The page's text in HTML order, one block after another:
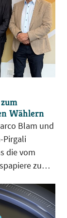
Wählern
Pirgali
die vom
zum